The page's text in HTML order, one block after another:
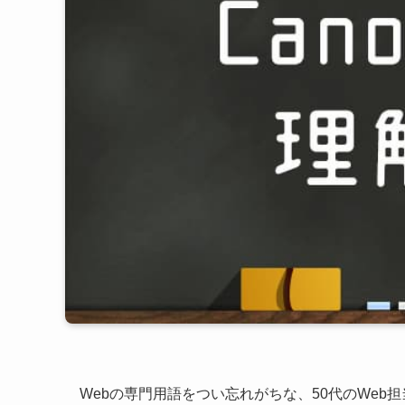
Webの専門用語をつい忘れがちな、50代のWeb担